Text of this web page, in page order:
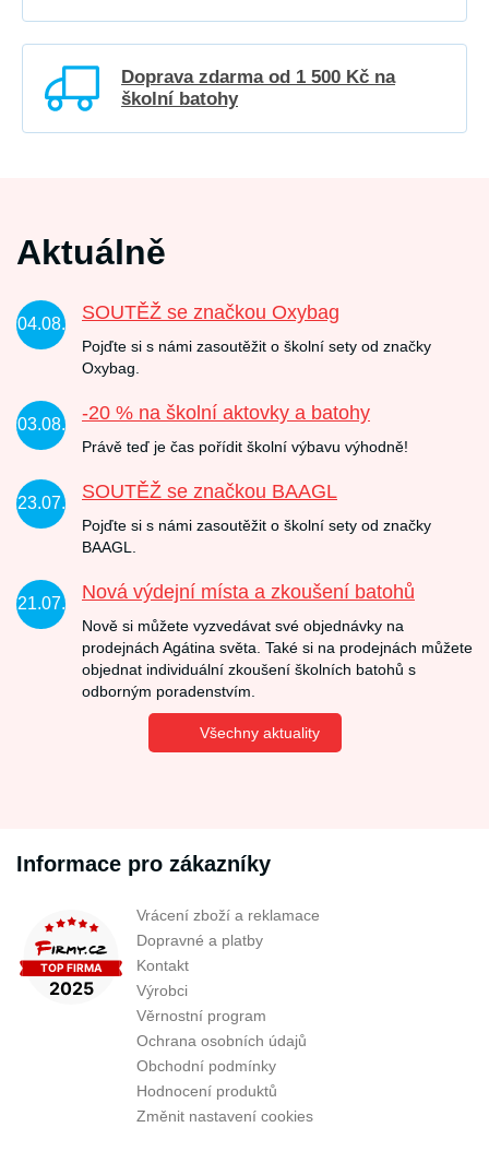
Doprava zdarma od 1 500 Kč na
školní batohy
Aktuálně
04.08.
SOUTĚŽ se značkou Oxybag
Pojďte si s námi zasoutěžit o školní sety od značky
Oxybag.
03.08.
-20 % na školní aktovky a batohy
Právě teď je čas pořídit školní výbavu výhodně!
23.07.
SOUTĚŽ se značkou BAAGL
Pojďte si s námi zasoutěžit o školní sety od značky
BAAGL.
21.07.
Nová výdejní místa a zkoušení batohů
Nově si můžete vyzvedávat své objednávky na
prodejnách Agátina světa. Také si na prodejnách můžete
objednat individuální zkoušení školních batohů s
odborným poradenstvím.
Všechny aktuality
Informace pro zákazníky
Vrácení zboží a reklamace
Dopravné a platby
Kontakt
Výrobci
Věrnostní program
Ochrana osobních údajů
Obchodní podmínky
Hodnocení produktů
Změnit nastavení cookies